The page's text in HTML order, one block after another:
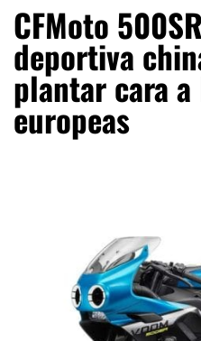
CFMoto
deportiva
plantar cara
europeas